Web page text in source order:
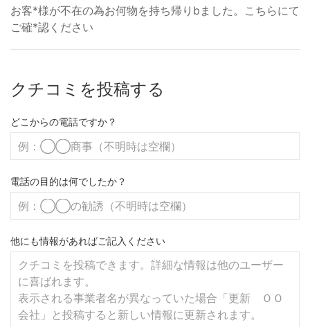
お客*様が不在の為お何物を持ち帰りbました。こちらにて
ご確*認ください
クチコミを投稿する
どこからの電話ですか？
電話の目的は何でしたか？
他にも情報があればご記入ください